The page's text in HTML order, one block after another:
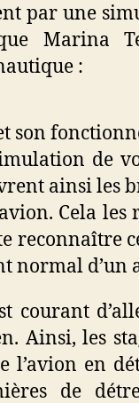
par une
Marina
:
son
de
ainsi les
Cela les
reconnaître
normal d’un
courant
Ainsi, les
l’avion en
de